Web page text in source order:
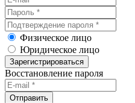
Физическое лицо
Юридическое лицо
Зарегистрироваться
Восстановление пароля
Отправить